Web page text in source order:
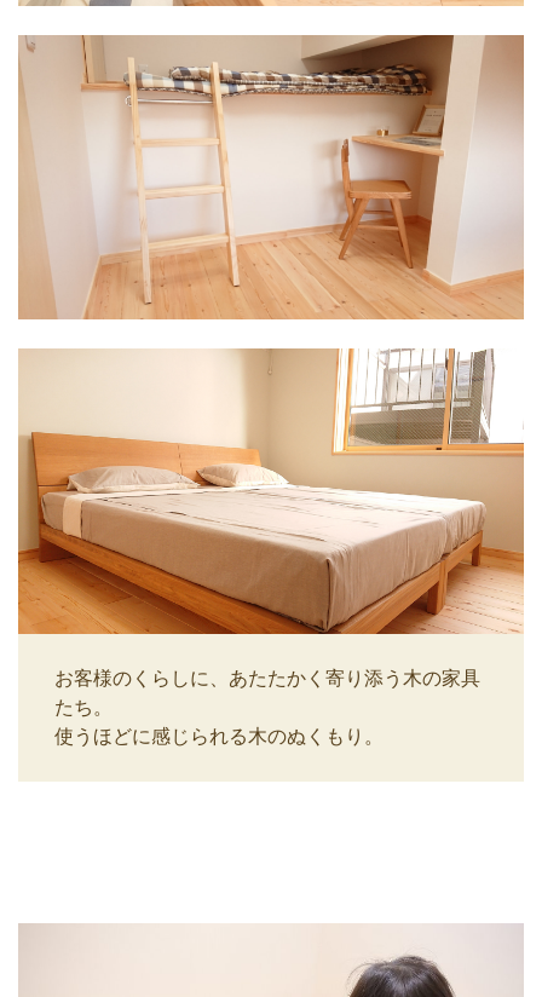
お客様のくらしに、あたたかく寄り添う木の家具
たち。
使うほどに感じられる木のぬくもり。